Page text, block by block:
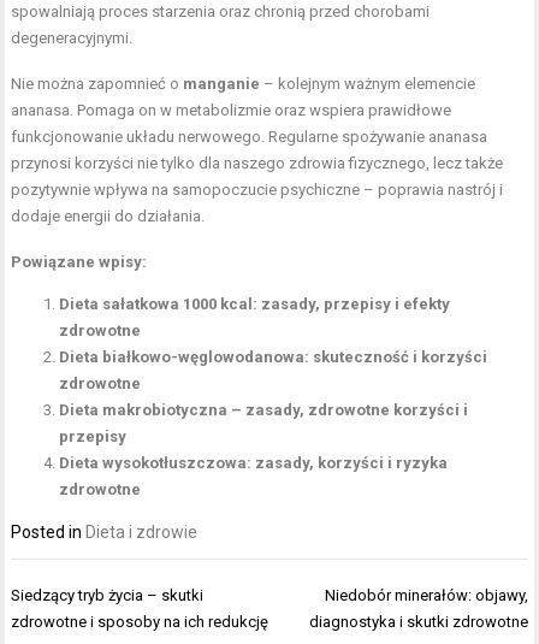
spowalniają proces starzenia oraz chronią przed chorobami
degeneracyjnymi.
Nie można zapomnieć o manganie – kolejnym ważnym elemencie
ananasa. Pomaga on w metabolizmie oraz wspiera prawidłowe
funkcjonowanie układu nerwowego. Regularne spożywanie ananasa
przynosi korzyści nie tylko dla naszego zdrowia fizycznego, lecz także
pozytywnie wpływa na samopoczucie psychiczne – poprawia nastrój i
dodaje energii do działania.
Powiązane wpisy:
Dieta sałatkowa 1000 kcal: zasady, przepisy i efekty
zdrowotne
Dieta białkowo-węglowodanowa: skuteczność i korzyści
zdrowotne
Dieta makrobiotyczna – zasady, zdrowotne korzyści i
przepisy
Dieta wysokotłuszczowa: zasady, korzyści i ryzyka
zdrowotne
Posted in Dieta i zdrowie
Nawigacja
wpisu
Siedzący tryb życia – skutki
zdrowotne i sposoby na ich redukcję
Niedobór minerałów: objawy,
diagnostyka i skutki zdrowotne